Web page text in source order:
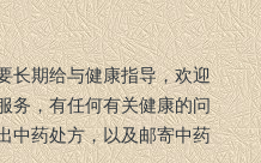
长期给与健康指导，欢迎
务，有任何有关健康的问
中药处方，以及邮寄中药